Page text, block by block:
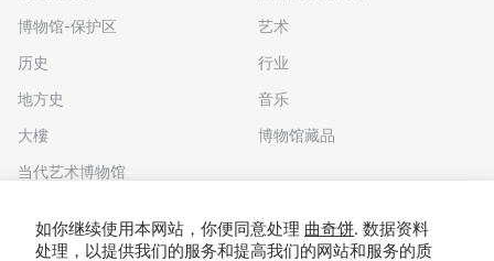
博物馆-保护区
历史
地方史
大樓
当代艺术博物馆
艺术
行业
音乐
博物馆藏品
如你继续使用本网站，你便同意处理 曲奇饼. 数据资料
处理，以提供我们的服务和提高我们的网站和服务的质